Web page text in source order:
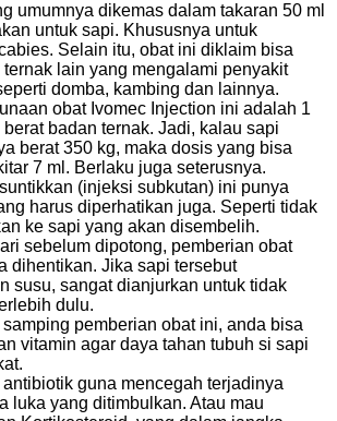
umumnya dikemas dalam takaran 50 ml
untuk sapi. Khususnya untuk
Selain itu, obat ini diklaim bisa
ternak lain yang mengalami penyakit
domba, kambing dan lainnya.
obat Ivomec Injection ini adalah 1
berat badan ternak. Jadi, kalau sapi
berat 350 kg, maka dosis yang bisa
7 ml. Berlaku juga seterusnya.
(injeksi subkutan) ini punya
harus diperhatikan juga. Seperti tidak
ke sapi yang akan disembelih.
sebelum dipotong, pemberian obat
dihentikan. Jika sapi tersebut
susu, sangat dianjurkan untuk tidak
dulu.
pemberian obat ini, anda bisa
vitamin agar daya tahan tubuh si sapi
guna mencegah terjadinya
luka yang ditimbulkan. Atau mau